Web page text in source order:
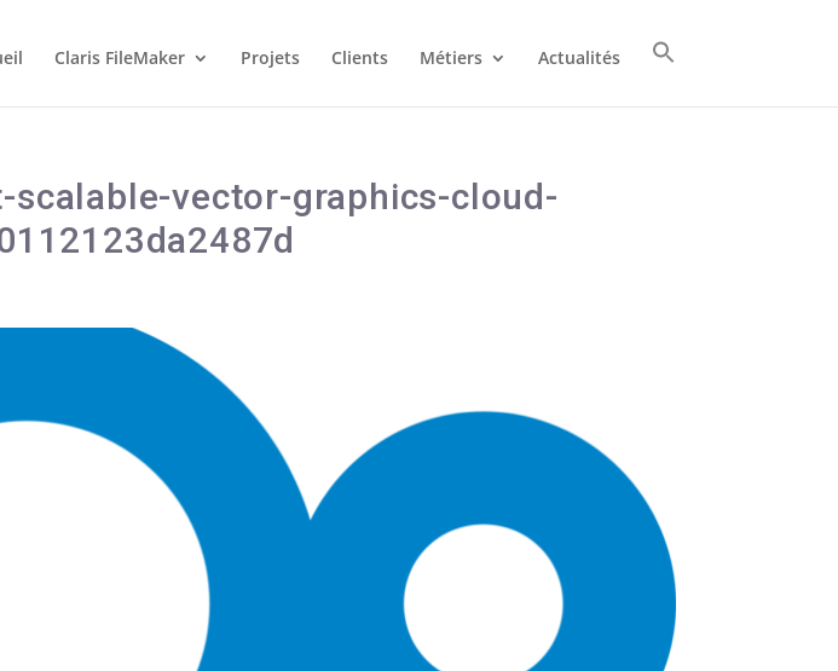
Claris FileMaker Projets Clients Métiers Actualités
vector-graphics-cloud-